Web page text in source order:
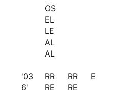
OS
EL
LE
AL
AL
'03
6'
RR
RE
RR
RE
E